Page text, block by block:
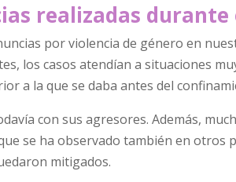
realizadas durante
por violencia de género en
los casos atendían a situaciones
a la que se daba antes del
con sus agresores. Además,
se ha observado también en otros
mitigados.